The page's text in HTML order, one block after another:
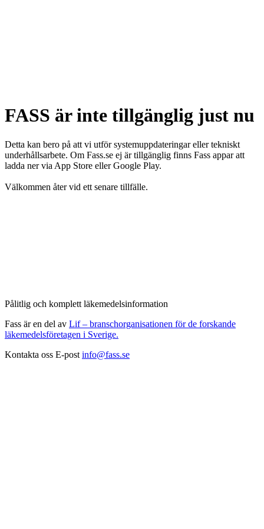
FASS är inte tillgänglig just nu
Detta kan bero på att vi utför systemuppdateringar eller tekniskt
underhållsarbete. Om Fass.se ej är tillgänglig finns Fass appar att
ladda ner via App Store eller Google Play.
Välkommen åter vid ett senare tillfälle.
Pålitlig och komplett läkemedelsinformation
Fass är en del av Lif – branschorganisationen för de forskande
läkemedelsföretagen i Sverige.
Kontakta oss E-post info@fass.se